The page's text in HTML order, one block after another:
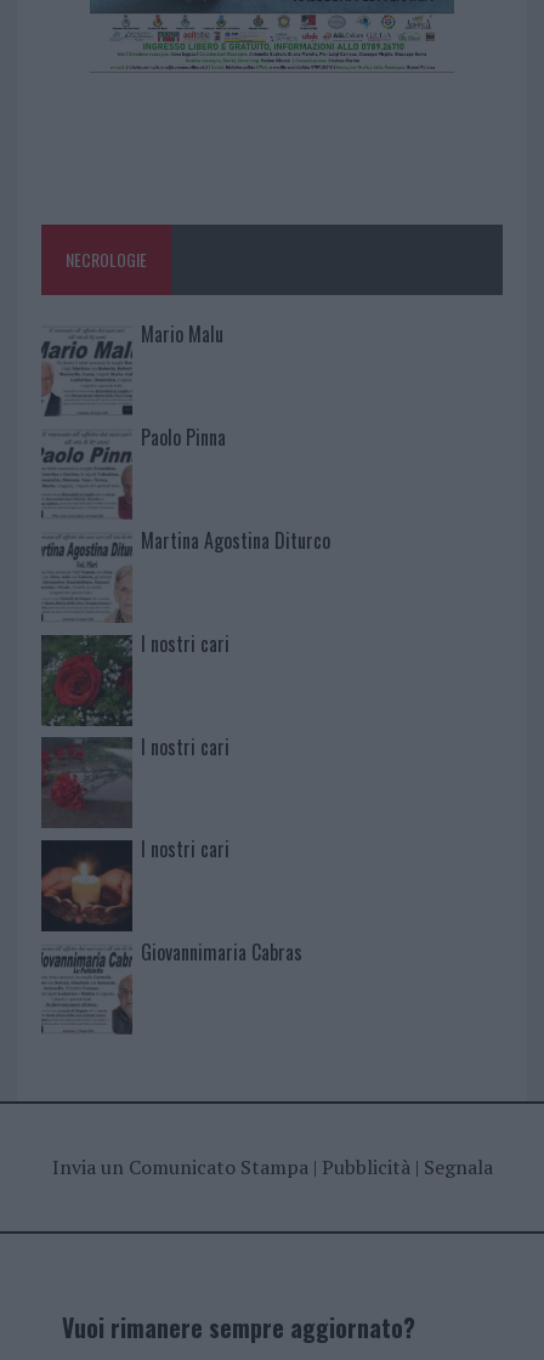
NECROLOGIE
Mario Malu
Paolo Pinna
Martina Agostina Diturco
I nostri cari
I nostri cari
I nostri cari
Giovannimaria Cabras
Invia un Comunicato Stampa| Pubblicità| Segnala
Vuoi rimanere sempre aggiornato?